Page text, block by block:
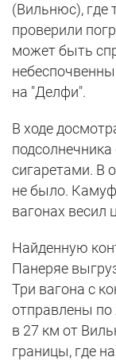
(Вильнюс), где
проверили
может быть
на "Делфи".
В ходе
сигаретами. В
не было.
вагонах весил
Найденную
Панеряе
Три вагона с
отправлены по
в 27 км от
границы, где